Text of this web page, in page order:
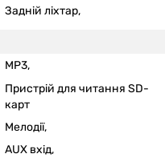
Задній ліхтар,
MP3,
Пристрій для читання SD-
карт
Мелодії,
AUX вхід,